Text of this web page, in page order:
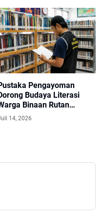
Pengayoman
Budaya Literasi
Binaan Rutan
Kandangan
14, 2026